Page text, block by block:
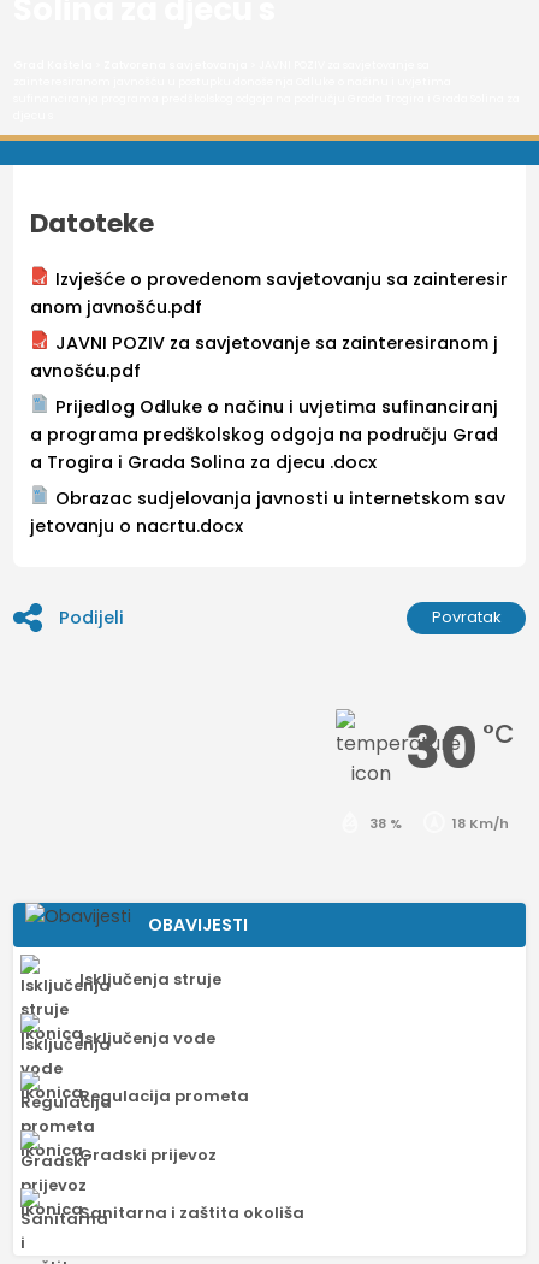
Datoteke
Izvješće o provedenom savjetovanju sa zainteresir
anom javnošću.pdf
JAVNI POZIV za savjetovanje sa zainteresiranom j
avnošću.pdf
Prijedlog Odluke o načinu i uvjetima sufinanciranj
a programa predškolskog odgoja na području Grad
a Trogira i Grada Solina za djecu .docx
Obrazac sudjelovanja javnosti u internetskom sav
jetovanju o nacrtu.docx
Podijeli Povratak
30 °C
38 % 18 Km/h
OBAVIJESTI
Isključenja struje
Isključenja vode
Regulacija prometa
Gradski prijevoz
Sanitarna i zaštita okoliša